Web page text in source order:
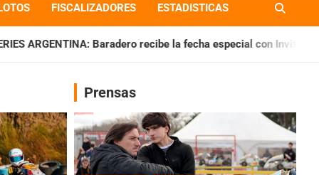
FISCALIZADORES ESTADISTICAS
recibe la fecha especial con Invitados CHAQUEÑO
Prensas